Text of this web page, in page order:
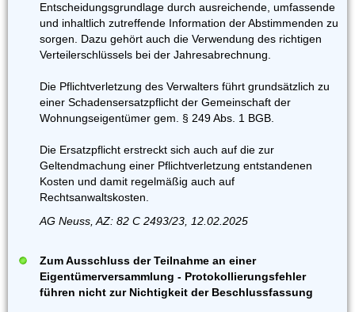
Entscheidungsgrundlage durch ausreichende, umfassende
und inhaltlich zutreffende Information der Abstimmenden zu
sorgen. Dazu gehört auch die Verwendung des richtigen
Verteilerschlüssels bei der Jahresabrechnung.
Die Pflichtverletzung des Verwalters führt grundsätzlich zu
einer Schadensersatzpflicht der Gemeinschaft der
Wohnungseigentümer gem. § 249 Abs. 1 BGB.
Die Ersatzpflicht erstreckt sich auch auf die zur
Geltendmachung einer Pflichtverletzung entstandenen
Kosten und damit regelmäßig auch auf
Rechtsanwaltskosten.
AG Neuss, AZ: 82 C 2493/23, 12.02.2025
Zum Ausschluss der Teilnahme an einer
Eigentümerversammlung - Protokollierungsfehler
führen nicht zur Nichtigkeit der Beschlussfassung